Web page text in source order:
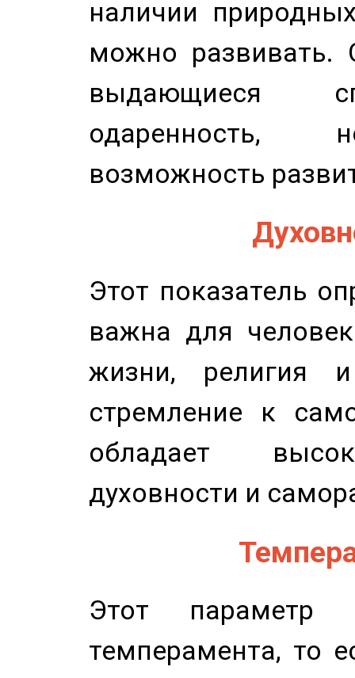
наличии
можно развивать.
выдающиеся
одаренность,
возможность
Этот показатель
важна для
жизни, религия
стремление к
обладает
духовности и
Этот параметр
темперамента, то